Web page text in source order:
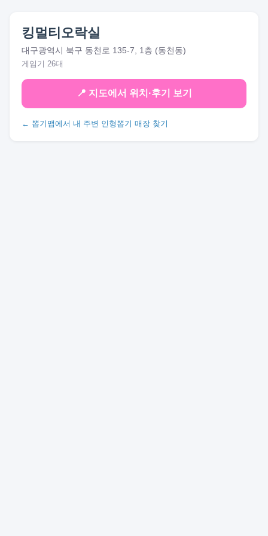
킹멀티오락실
대구광역시 북구 동천로 135-7, 1층 (동천동)
게임기 26대
📍 지도에서 위치·후기 보기
← 뽑기맵에서 내 주변 인형뽑기 매장 찾기